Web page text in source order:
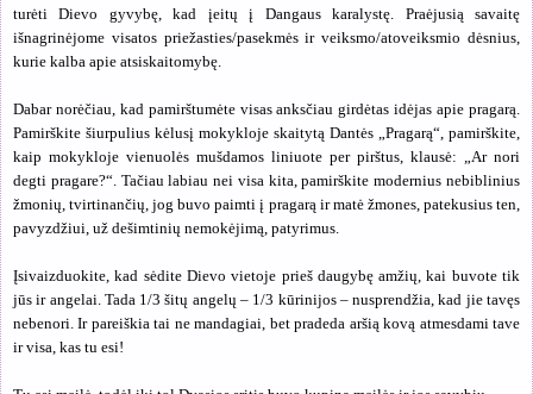
turėti Dievo gyvybę, kad įeitų į Dangaus karalystę. Praėjusią savaitę
išnagrinėjome visatos priežasties/pasekmės ir veiksmo/atoveiksmio dėsnius,
kurie kalba apie atsiskaitomybę.
Dabar norėčiau, kad pamirštumėte visas anksčiau girdėtas idėjas apie pragarą.
Pamirškite šiurpulius kėlusį mokykloje skaitytą Dantės „Pragarą“, pamirškite,
kaip mokykloje vienuolės mušdamos liniuote per pirštus, klausė: „Ar nori
degti pragare?“. Tačiau labiau nei visa kita, pamirškite modernius nebiblinius
žmonių, tvirtinančių, jog buvo paimti į pragarą ir matė žmones, patekusius ten,
pavyzdžiui, už dešimtinių nemokėjimą, patyrimus.
Įsivaizduokite, kad sėdite Dievo vietoje prieš daugybę amžių, kai buvote tik
jūs ir angelai. Tada 1/3 šitų angelų – 1/3 kūrinijos – nusprendžia, kad jie tavęs
nebenori. Ir pareiškia tai ne mandagiai, bet pradeda aršią kovą atmesdami tave
ir visa, kas tu esi!